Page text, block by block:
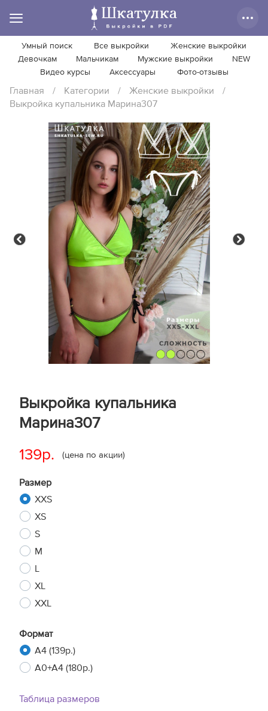
Умный поиск Все выкройки
Женские выкройки
Девочкам
Мальчикам Мужские выкройки
NEW
Видео курсы
Аксессуары Фото-отзывы
Главная / Категории / Женские выкройки
/
Выкройка купальника Марина307
Выкройка купальника
Марина307
139р. (цена по акции)
Размер
XXS
XS
S
M
XL
XXL
Формат
A4 (139р.)
A0+A4 (180р.)
Таблица размеров